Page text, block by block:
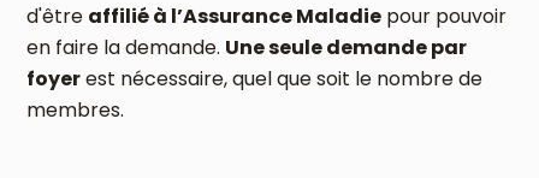
d'être affilié à l’Assurance Maladie pour pouvoir
en faire la demande. Une seule demande par
foyerest nécessaire, quel que soit le nombre de
membres.